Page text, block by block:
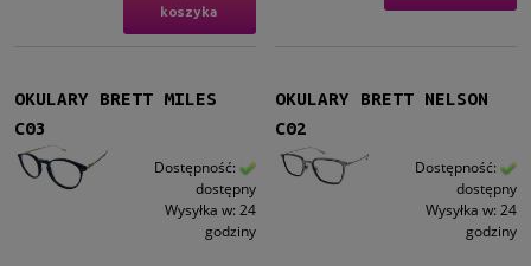
koszyka
OKULARY BRETT MILES
C03
Dostępność:
dostępny
Wysyłka w: 24
godziny
OKULARY BRETT NELSON
C02
Dostępność:
dostępny
Wysyłka w: 24
godziny